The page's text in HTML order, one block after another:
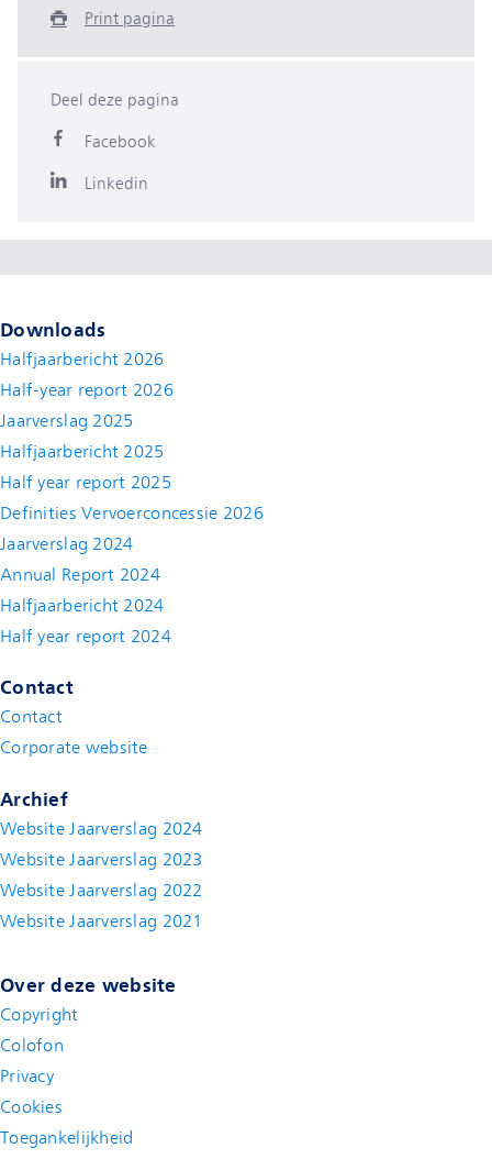
Print pagina
Deel deze pagina
Facebook
Linkedin
Downloads
Halfjaarbericht 2026
Half-year report 2026
Jaarverslag 2025
Halfjaarbericht 2025
Half year report 2025
Definities Vervoerconcessie 2026
Jaarverslag 2024
Annual Report 2024
Halfjaarbericht 2024
Half year report 2024(new window)
Contact
Contact
Corporate website
Archief
Website Jaarverslag 2024
Website Jaarverslag 2023
Website Jaarverslag 2022
Website Jaarverslag 2021
Over deze website
Copyright
Colofon
Privacy
Cookies
Toegankelijkheid